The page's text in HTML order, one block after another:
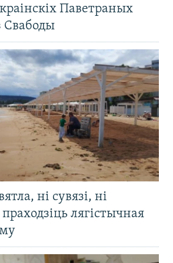
Паветраных
Свабоды
ні сувязі, ні
лягістычная